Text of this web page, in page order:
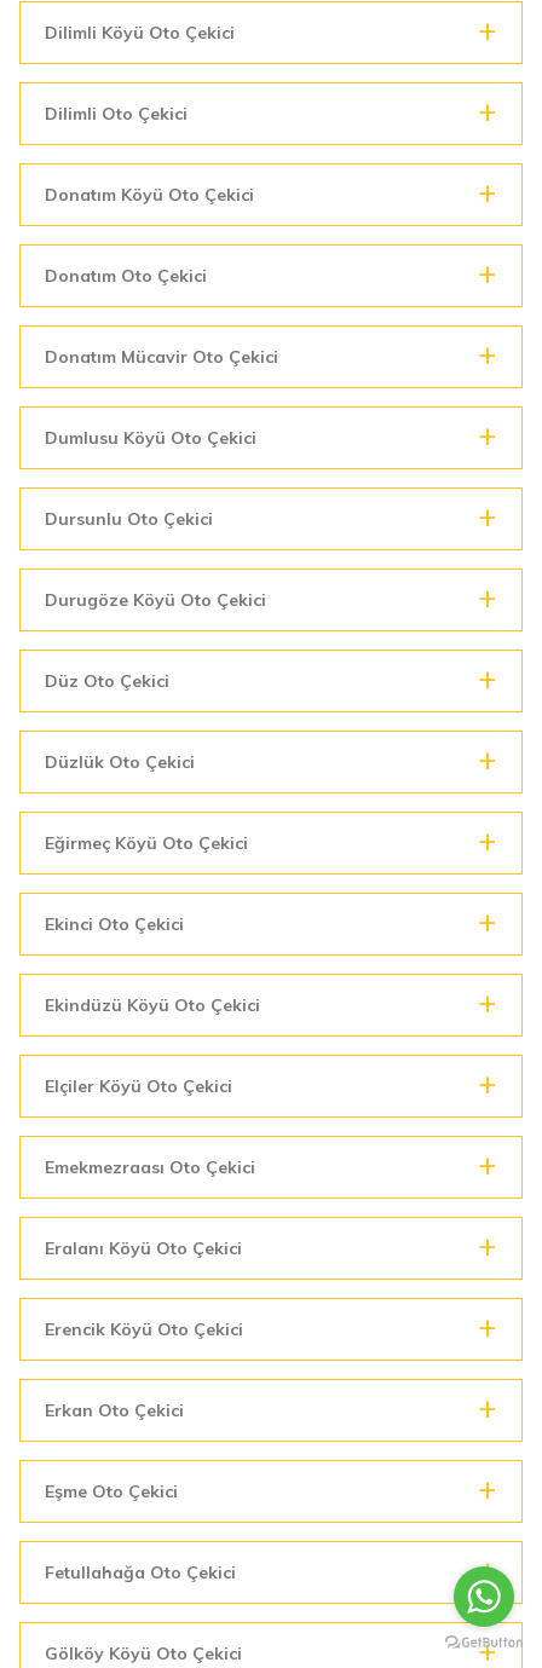
Dilimli Köyü Oto Çekici
Dilimli Oto Çekici
Donatım Köyü Oto Çekici
Donatım Oto Çekici
Donatım Mücavir Oto Çekici
Dumlusu Köyü Oto Çekici
Dursunlu Oto Çekici
Durugöze Köyü Oto Çekici
Düz Oto Çekici
Düzlük Oto Çekici
Eğirmeç Köyü Oto Çekici
Ekinci Oto Çekici
Ekindüzü Köyü Oto Çekici
Elçiler Köyü Oto Çekici
Emekmezraası Oto Çekici
Eralanı Köyü Oto Çekici
Erencik Köyü Oto Çekici
Erkan Oto Çekici
Eşme Oto Çekici
Fetullahağa Oto Çekici
Gölköy Köyü Oto Çekici